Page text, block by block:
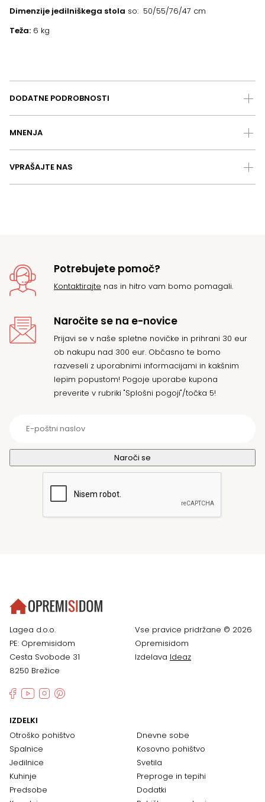
Dimenzije jedilniškega stola so: 50/55/76/47 cm
Teža: 6 kg
DODATNE PODROBNOSTI
MNENJA
VPRAŠAJTE NAS
Potrebujete pomoč?
Kontaktirajte nas in hitro vam bomo pomagali.
Naročite se na e-novice
Prijavi se v naše spletne novičke in prihrani 30 eur
ob nakupu nad 300 eur. Občasno te bomo
razveseli z uporabnimi informacijami in kakšnim
lepim popustom! Pogoje uporabe kupona
preverite v rubriki "Splošni pogoji"/točka 5!
Lagea d.o.o.
PE: Opremisidom
Cesta Svobode 31
8250 Brežice
Vse pravice pridržane © 2026
Opremisidom
Izdelava Ideaz
IZDELKI
Otroško pohištvo
Spalnice
Jedilnice
Kuhinje
Predsobe
Dnevne sobe
Kosovno pohištvo
Svetila
Preproge in tepihi
Dodatki